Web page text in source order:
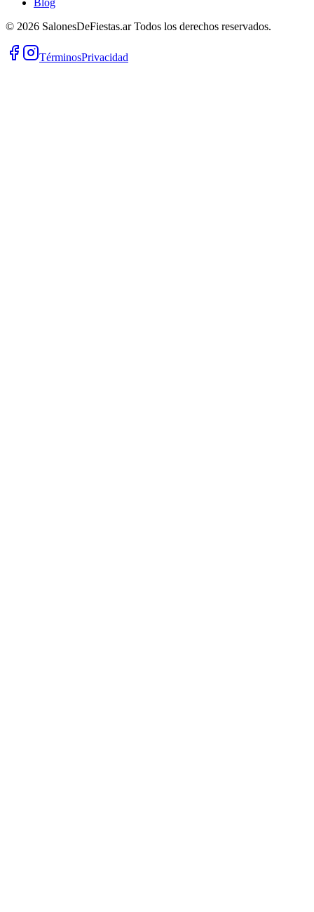
Blog
© 2026 SalonesDeFiestas.arTodos los derechos reservados.
TérminosPrivacidad